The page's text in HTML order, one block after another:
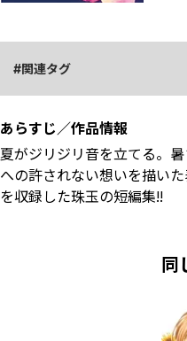
関連タグ
あらすじ／作品情報
夏がジリジリ音を立てる。
への許されない想いを描い
を収録した珠玉の短編集!!
同